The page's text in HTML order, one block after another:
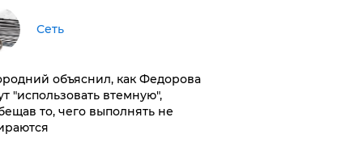
Сеть
объяснил, как Федорова
"использовать втемную",
то, чего выполнять не